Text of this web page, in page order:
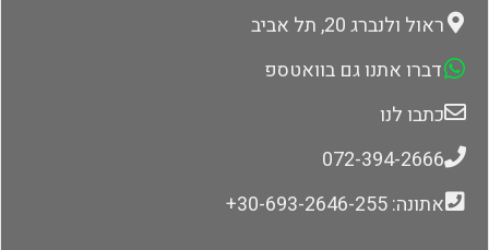
ראול ולנברג 20, תל אביב
דברו אתנו גם בוואטספ
כתבו לנו
072-394-2666
אתונה: 30-693-2646-255+